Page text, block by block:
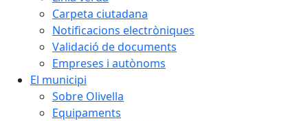
Carpeta ciutadana
Notificacions electròniques
Validació de documents
Empreses i autònoms
El municipi
Sobre Olivella
Equipaments